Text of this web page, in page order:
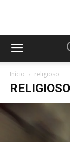
Início religioso
RELIGIOSO